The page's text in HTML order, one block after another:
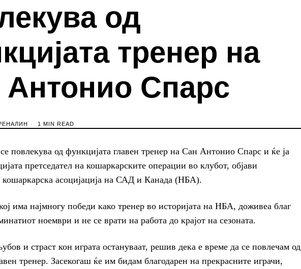
од
тренер на
Спарс
1 MIN READ
повлекува од функцијата главен тренер на Сан Антонио Спарс и ќе ја
претседател на кошаркарските операции во клубот, објави
кошаркарска асоцијација на САД и Канада (НБА).
има најмногу победи како тренер во историјата на НБА, доживеа благ
ноември и не се врати на работа до крајот на сезоната.
и страст кон играта остануваат, решив дека е време да се повлечам од
тренер. Засекогаш ќе им бидам благодарен на прекрасните играчи,